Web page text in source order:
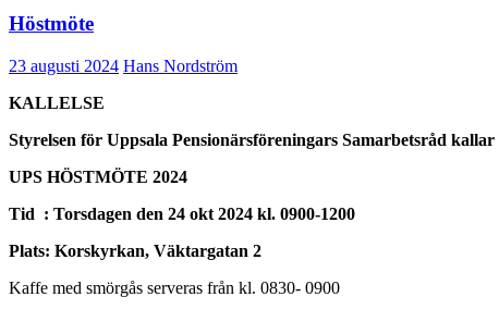
Höstmöte
23 augusti 2024 Hans Nordström
KALLELSE
Styrelsen för Uppsala Pensionärsföreningars Samarbetsråd
UPS HÖSTMÖTE 2024
Tid : Torsdagen den 24 okt 2024 kl. 0900-1200
Plats: Korskyrkan, Väktargatan 2
Kaffe med smörgås serveras från kl. 0830- 0900